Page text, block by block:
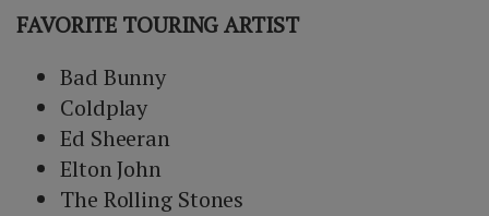
FAVORITE TOURING ARTIST
Bad Bunny
Coldplay
Ed Sheeran
Elton John
The Rolling Stones